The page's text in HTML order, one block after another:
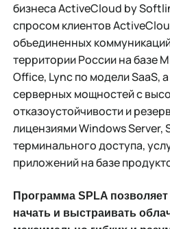
бизнеса ActiveCloud by
спросом клиентов
объединенных
территории России на базе
Office, Lync по модели SaaS,
серверных мощностей с
отказоустойчивости и
лицензиями Windows Server,
терминального доступа,
приложений на базе
Программа SPLAпозволяет
начать и выстраивать